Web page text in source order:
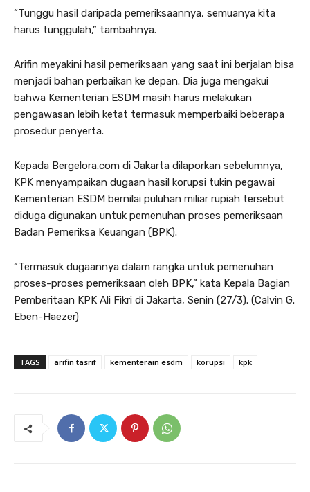
“Tunggu hasil daripada pemeriksaannya, semuanya kita
harus tunggulah,” tambahnya.
Arifin meyakini hasil pemeriksaan yang saat ini berjalan bisa
menjadi bahan perbaikan ke depan. Dia juga mengakui
bahwa Kementerian ESDM masih harus melakukan
pengawasan lebih ketat termasuk memperbaiki beberapa
prosedur penyerta.
Kepada Bergelora.com di Jakarta dilaporkan sebelumnya,
KPK menyampaikan dugaan hasil korupsi tukin pegawai
Kementerian ESDM bernilai puluhan miliar rupiah tersebut
diduga digunakan untuk pemenuhan proses pemeriksaan
Badan Pemeriksa Keuangan (BPK).
“Termasuk dugaannya dalam rangka untuk pemenuhan
proses-proses pemeriksaan oleh BPK,” kata Kepala Bagian
Pemberitaan KPK Ali Fikri di Jakarta, Senin (27/3). (Calvin G.
Eben-Haezer)
TAGS arifin tasrif kementerain esdm korupsi kpk